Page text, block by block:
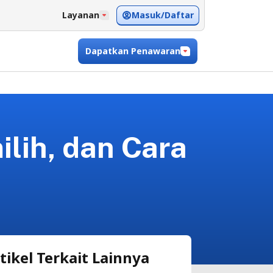
Layanan Masuk/Daftar
Dapatkan Penawaran
dan Cara
Terkait Lainnya